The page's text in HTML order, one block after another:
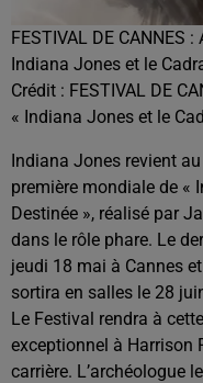
FESTIVAL DE CANNES
Indiana Jones et le
Crédit : FESTIVAL DE
« Indiana Jones et le
Indiana Jones revient
première mondiale de «
Destinée », réalisé par
dans le rôle phare. Le
jeudi 18 mai à Cannes et
sortira en salles le 28
Le Festival rendra à
exceptionnel à Harrison
carrière. L’archéologue